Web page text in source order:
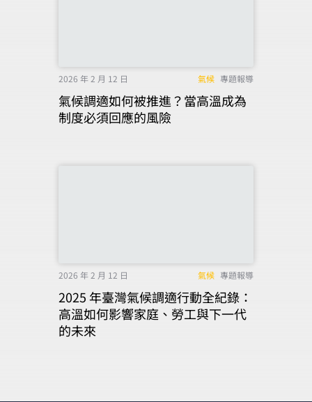
2026 年 2 月 12 日 氣候 專題報導
氣候調適如何被推進？當高溫成為
制度必須回應的風險
2026 年 2 月 12 日 氣候 專題報導
2025 年臺灣氣候調適行動全紀錄：
高溫如何影響家庭、勞工與下一代
的未來